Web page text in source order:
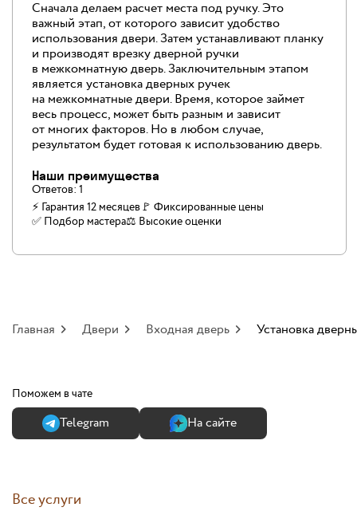
Сначала делаем расчет места под ручку. Это
важный этап, от которого зависит удобство
использования двери. Затем устанавливают планку
и производят врезку дверной ручки
в межкомнатную дверь. Заключительным этапом
является установка дверных ручек
на межкомнатные двери. Время, которое займет
весь процесс, может быть разным и зависит
от многих факторов. Но в любом случае,
результатом будет готовая к использованию дверь.
Наши преимущества
Ответов: 1
⚡ Гарантия 12 месяцев🚩 Фиксированные цены
✅️ Подбор мастера⚖️ Высокие оценки
Главная Двери Входная дверь Установка
Поможем в чате
Теlegram На сайте
Все услуги